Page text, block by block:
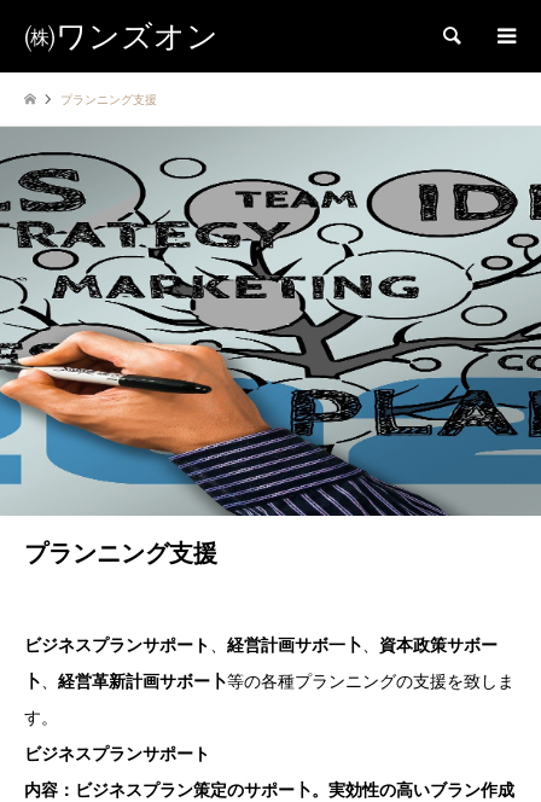
㈱ワンズオン 検索
プランニング支援
プランニング支援
ビジネスプランサポート、 経営計画サボ一卜、 資本政策サボー
卜、 経営革新計画サボー卜等の各種プランニングの支援を致しま
す。
ビジネスプランサポート
内容：ビジネスプラン策定のサポー卜。実効性の高いブラン作成